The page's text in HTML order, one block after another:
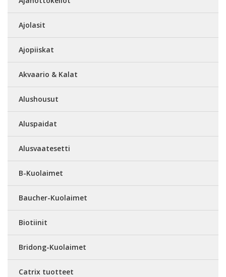
Ajolasit
Ajopiiskat
Akvaario & Kalat
Alushousut
Aluspaidat
Alusvaatesetti
B-Kuolaimet
Baucher-Kuolaimet
Biotiinit
Bridong-Kuolaimet
Catrix tuotteet